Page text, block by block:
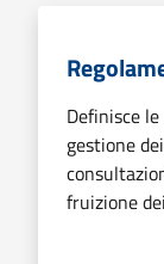
Definisce
gestione
fruizione